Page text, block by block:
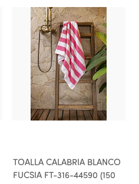
TOALLA CALABRIA BLANCO
FUCSIA FT-316-44590 (150